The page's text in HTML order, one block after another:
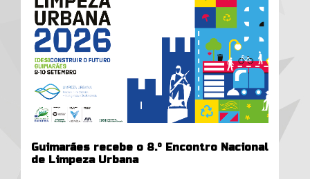
Guimarães recebe o 8.º Encontro Nacional
de Limpeza Urbana